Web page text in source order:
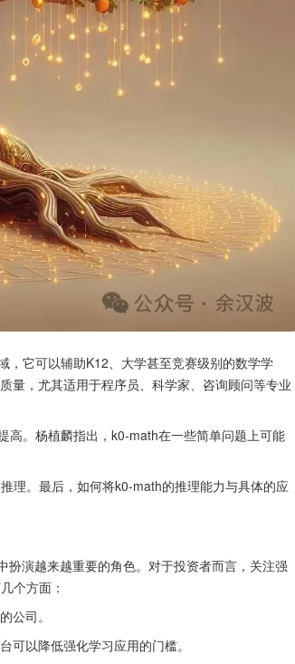
，它可以辅助K12、大学甚至竞赛级别的数学学
量，尤其适用于程序员、科学家、咨询顾问等专业
高。杨植麟指出，k0-math在一些简单问题上可能
理。最后，如何将k0-math的推理能力与具体的应
演越来越重要的角色。对于投资者而言，关注强
个方面：
公司。
可以降低强化学习应用的门槛。